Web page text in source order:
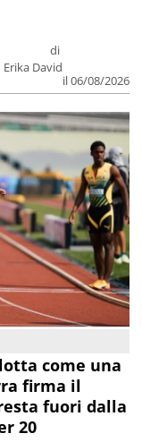
di
Erika David
il 06/08/2026
come una
firma il
fuori dalla
20